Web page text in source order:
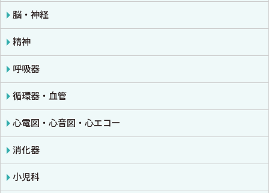
薬物療法
東洋医学・漢方医学
脳・神経
精神
呼吸器
循環器・血管
心電図・心音図・心エコー
消化器
小児科